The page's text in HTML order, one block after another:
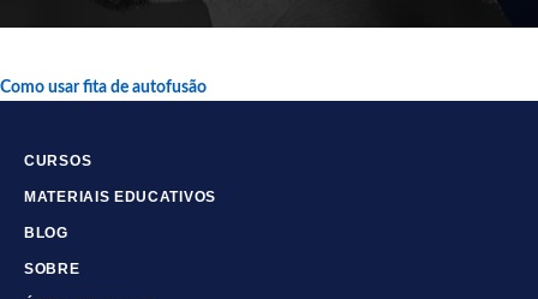
Como usar fita de autofusão
CURSOS
MATERIAIS EDUCATIVOS
BLOG
SOBRE